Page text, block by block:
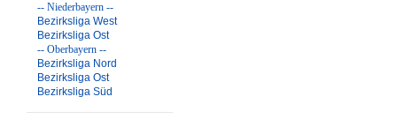
-- Niederbayern --
Bezirksliga West
Bezirksliga Ost
-- Oberbayern --
Bezirksliga Nord
Bezirksliga Ost
Bezirksliga Süd